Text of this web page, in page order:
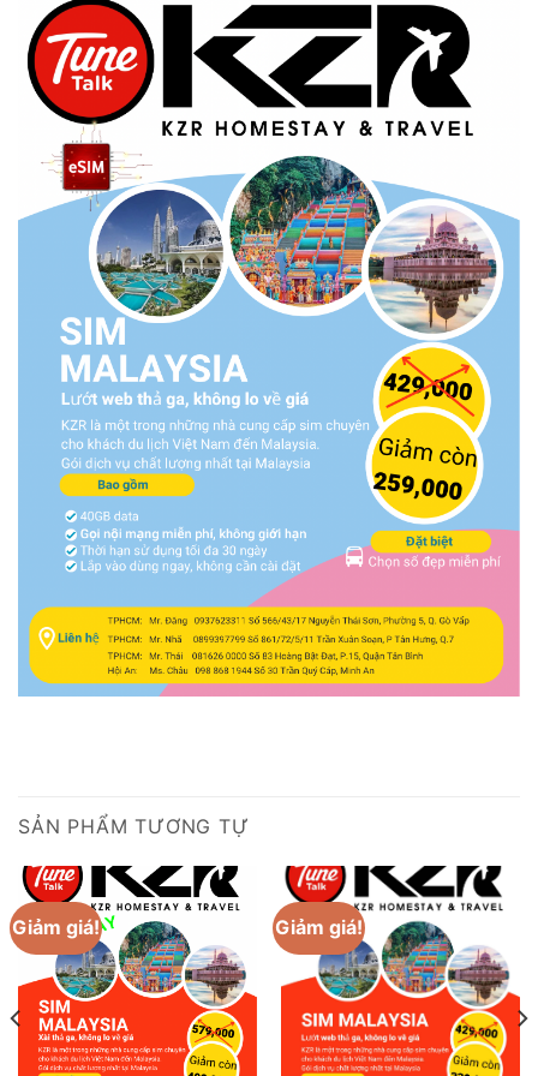
SẢN PHẨM TƯƠNG TỰ
Giảm giá! Giảm giá!